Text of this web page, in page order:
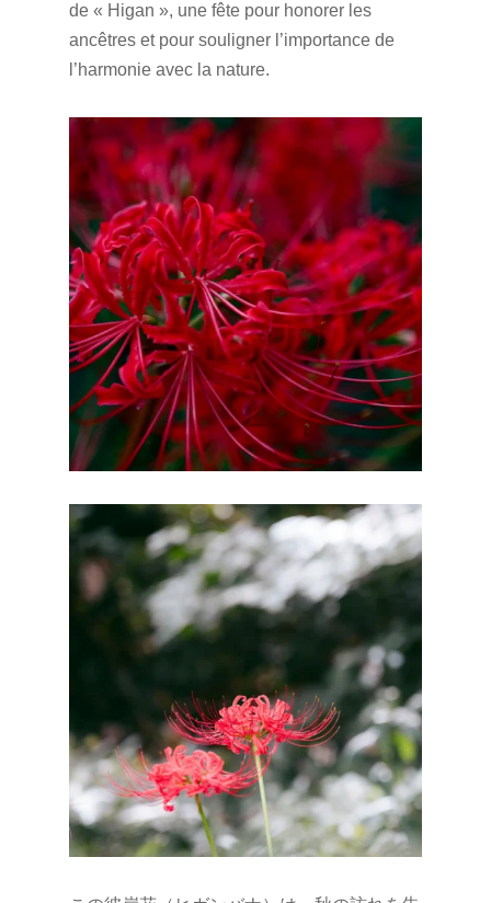
de « Higan », une fête pour honorer les
ancêtres et pour souligner l’importance de
l’harmonie avec la nature.